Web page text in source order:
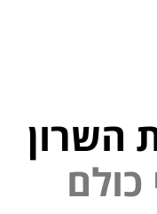
השרון
ל ם